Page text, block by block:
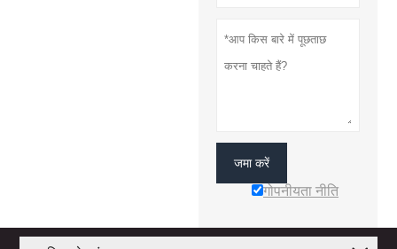
जमा करें
गोपनीयता नीति